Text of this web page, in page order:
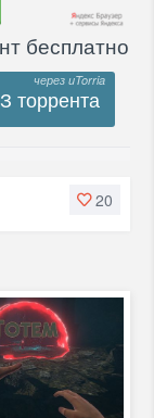
бесплатно
торрента
20